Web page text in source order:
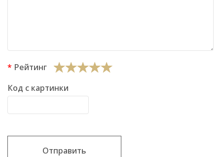
Рейтинг
Код с картинки
Отправить